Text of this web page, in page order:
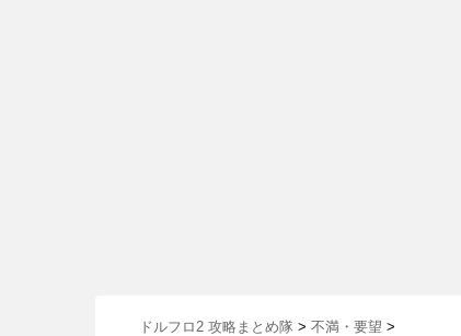
ドルフロ2 攻略まとめ隊 > 不満・要望 >